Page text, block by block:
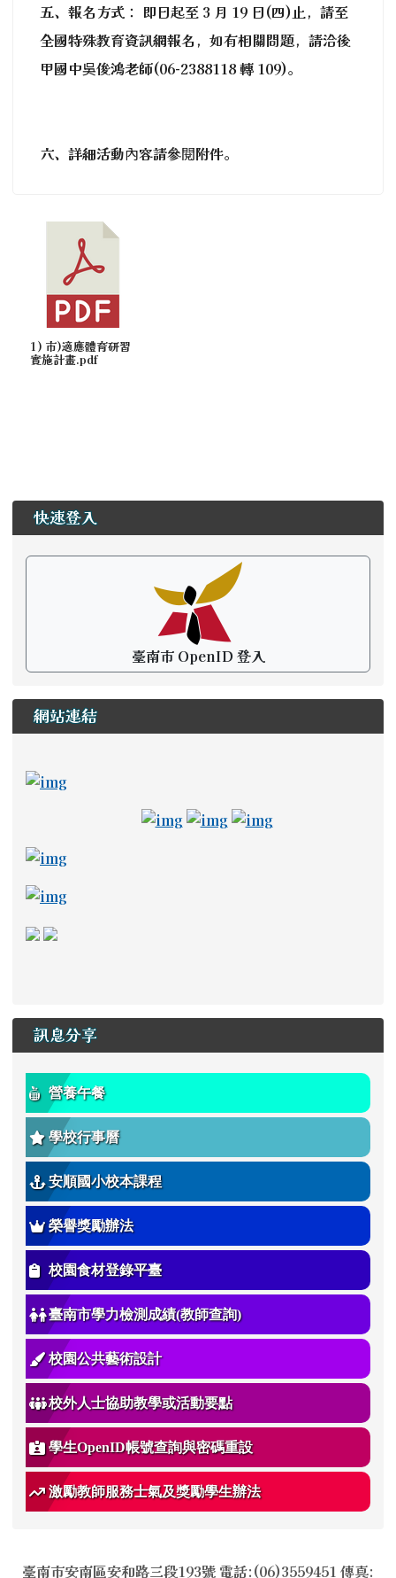
五、報名方式： 即日起至 3 月 19 日(四)止，請至
全國特殊教育資訊網報名，如有相關問題，請洽後
甲國中吳俊鴻老師(06-2388118 轉 109)。
六、詳細活動內容請參閱附件。
1) 市)適應體育研習
實施計畫.pdf
左邊區域內容
快速登入
臺南市 OpenID 登入
網站連結
link to https://newstd.tn.edu.tw \_blank
link to http://course.tn.edu.tw/
link to https://adl.edu.tw/
link to https://
link to https://
link to https://read.tn.edu.tw/ _blank
link to https://estdpassport.tn.edu.tw/
link to https://saaassessment.ntcu.edu.tw/
link to https://tbeerc.tn.edu.tw/ \_blank
訊息分享
營養午餐
學校行事曆
安順國小校本課程
榮譽獎勵辦法
校園食材登錄平臺
臺南市學力檢測成績(教師查詢)
校園公共藝術設計
校外人士協助教學或活動要點
學生OpenID帳號查詢與密碼重設
激勵教師服務士氣及獎勵學生辦法
臺南市安南區安和路三段193號 電話:(06)3559451 傳真: